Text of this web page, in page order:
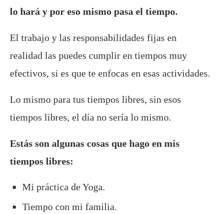
lo hará y por eso mismo pasa el tiempo.
El trabajo y las responsabilidades fijas en
realidad las puedes cumplir en tiempos muy
efectivos, si es que te enfocas en esas actividades.
Lo mismo para tus tiempos libres, sin esos
tiempos libres, el día no sería lo mismo.
Estás son algunas cosas que hago en mis
tiempos libres:
Mi práctica de Yoga.
Tiempo con mi familia.